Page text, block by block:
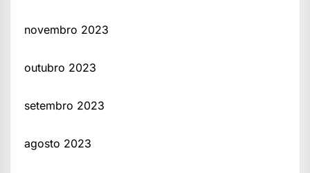
novembro 2023
outubro 2023
setembro 2023
agosto 2023